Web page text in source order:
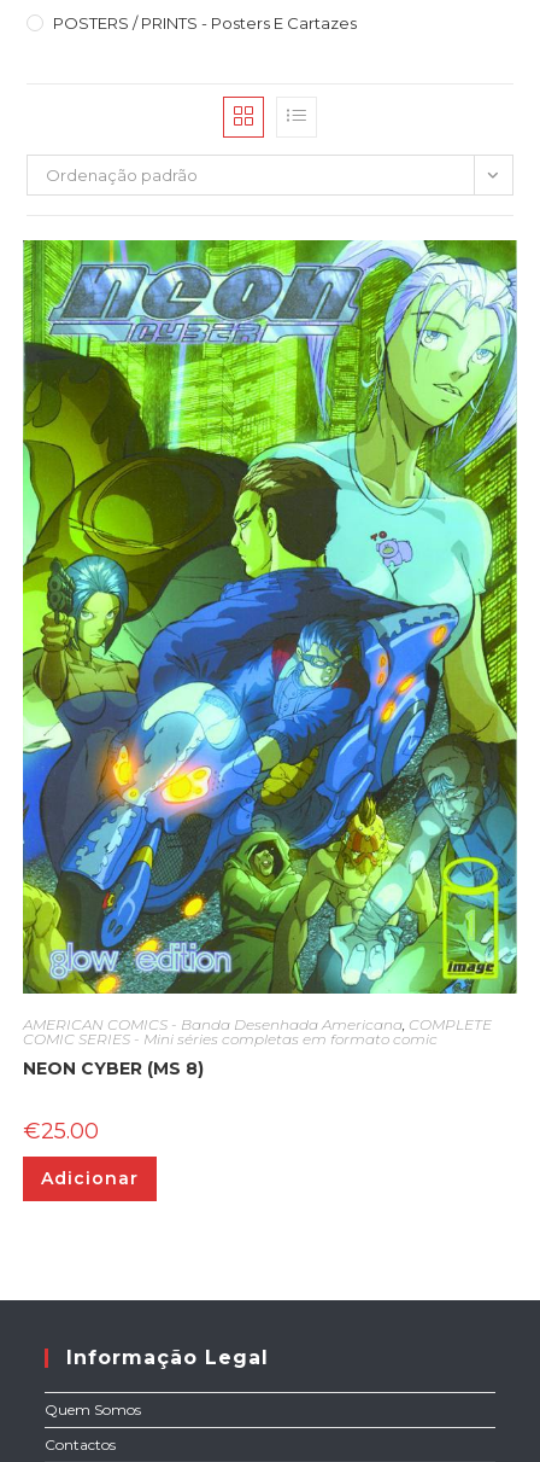
POSTERS / PRINTS - Posters E Cartazes
Ordenação padrão
AMERICAN COMICS - Banda Desenhada Americana, COMPLETE
COMIC SERIES - Mini séries completas em formato comic
NEON CYBER (MS 8)
€25.00
Adicionar
Informação Legal
Quem Somos
Contactos